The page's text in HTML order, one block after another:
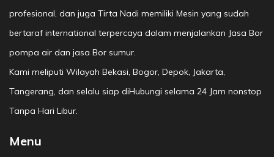
profesional, dan juga Tirta Nadi memiliki Mesin yang sudah
bertaraf international terpercaya dalam menjalankan Jasa Bor
pompa air dan jasa Bor sumur.
Kami meliputi Wilayah Bekasi, Bogor, Depok, Jakarta,
Tangerang, dan selalu siap diHubungi selama 24 Jam nonstop
Tanpa Hari Libur.
Menu